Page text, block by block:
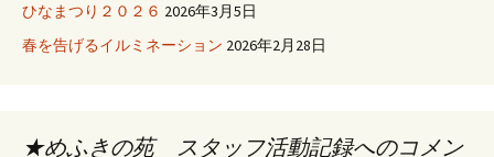
ひなまつり２０２６ 2026年3月5日
春を告げるイルミネーション 2026年2月28日
★めふきの苑 スタッフ活動記録へのコメン